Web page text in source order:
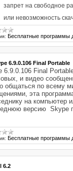
запрет на свободное
или невозможность
Бесплатные программы
6.9.0.106 Final Portable
6.9.0.106 Final
и видео
общаться по всему
эта
на компьютер
версию Skype
Бесплатные программы
6.2